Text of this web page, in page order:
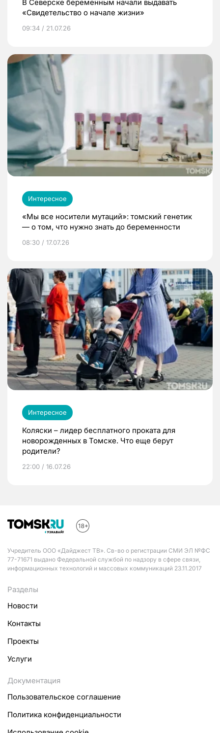
В Северске беременным начали выдавать
«Свидетельство о начале жизни»
09:34 / 21.07.26
Интересное
«Мы все носители мутаций»: томский генетик
— о том, что нужно знать до беременности
08:30 / 17.07.26
Интересное
Коляски – лидер бесплатного проката для
новорожденных в Томске. Что еще берут
родители?
22:00 / 16.07.26
Учредитель ООО «Дайджест ТВ». Св-во о регистрации СМИ ЭЛ №ФС
77-71671 выдано Федеральной службой по надзору в сфере связи,
информационных технологий и массовых коммуникаций 23.11.2017
Разделы
Новости
Контакты
Проекты
Услуги
Документация
Пользовательское соглашение
Политика конфиденциальности